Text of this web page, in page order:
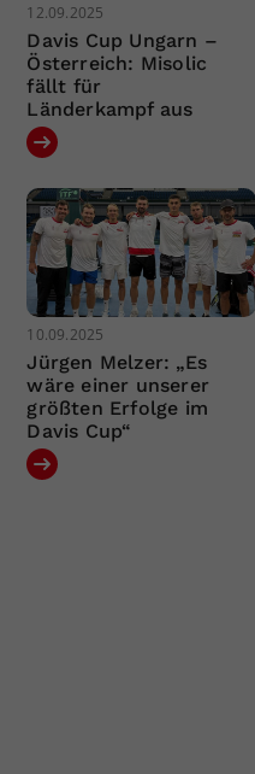
12.09.2025
Davis Cup Ungarn –
Österreich: Misolic
fällt für
Länderkampf aus
10.09.2025
Jürgen Melzer: „Es
wäre einer unserer
größten Erfolge im
Davis Cup“